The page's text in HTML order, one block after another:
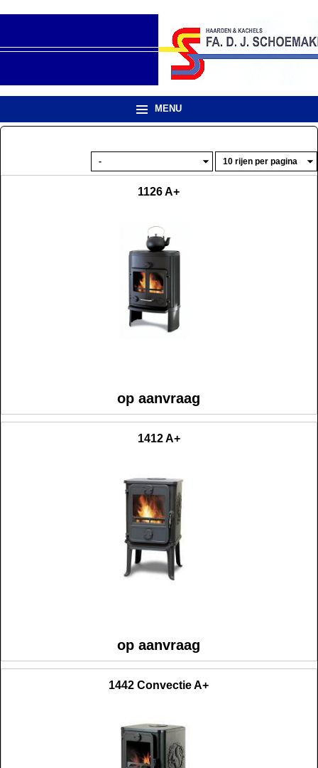
MENU
1126 A+
op aanvraag
1412 A+
op aanvraag
1442 Convectie A+